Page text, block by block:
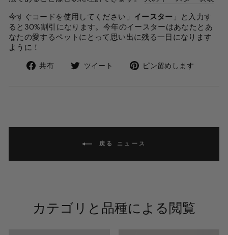
今すぐコードを使用してください」 イースター 」と入力す
ると30%割引になります。今年のイースターはあなたとあ
なたの愛するペットにとって思い出に残る一日になります
ように！
共有
Facebook
す
ツイート
Twitterピン留めします
戻る ニュース
カテゴリと品種による閲覧